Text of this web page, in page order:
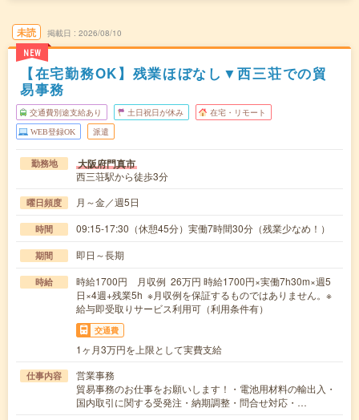
未読
NEW
掲載日 2026/08/10
【在宅勤務OK】残業ほぼなし▼西三荘での貿
易事務
交通費別途支給あり 土日祝日が休み 在宅・リモート
WEB登録OK 派遣
勤務地 大阪府門真市
西三荘駅から徒歩3分
曜日頻度 月～金／週5日
時間 09:15-17:30（休憩45分）実働7時間30分（残業少なめ！）
期間 即日～長期
時給
時給1700円 月収例 26万円 時給1700円×実働7h30m×週5
日×4週+残業5h ※月収例を保証するものではありません。※
給与即受取りサービス利用可（利用条件有）
交通費
1ヶ月3万円を上限として実費支給
仕事内容
営業事務
貿易事務のお仕事をお願いします！・電池用材料の輸出入・
国内取引に関する受発注・納期調整・問合せ対応・…